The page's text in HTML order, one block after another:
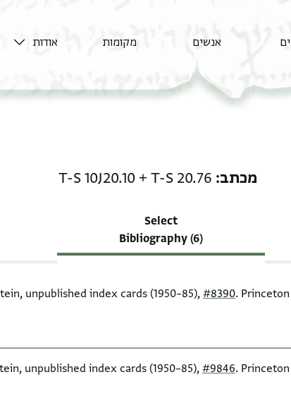
אנשים מקומות אודות
מכתב T-S 20.76
+
T-S 10J20.10
Select
Bibliography (6)
unpublished index cards (1950–85), #8390.
unpublished index cards (1950–85), #9846.